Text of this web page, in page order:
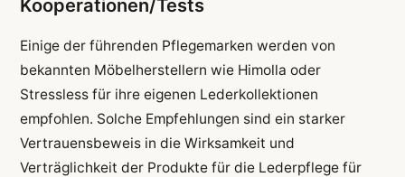
Kooperationen/Tests
Einige der führenden Pflegemarken werden von
bekannten Möbelherstellern wie Himolla oder
Stressless für ihre eigenen Lederkollektionen
empfohlen. Solche Empfehlungen sind ein starker
Vertrauensbeweis in die Wirksamkeit und
Verträglichkeit der Produkte für die Lederpflege für